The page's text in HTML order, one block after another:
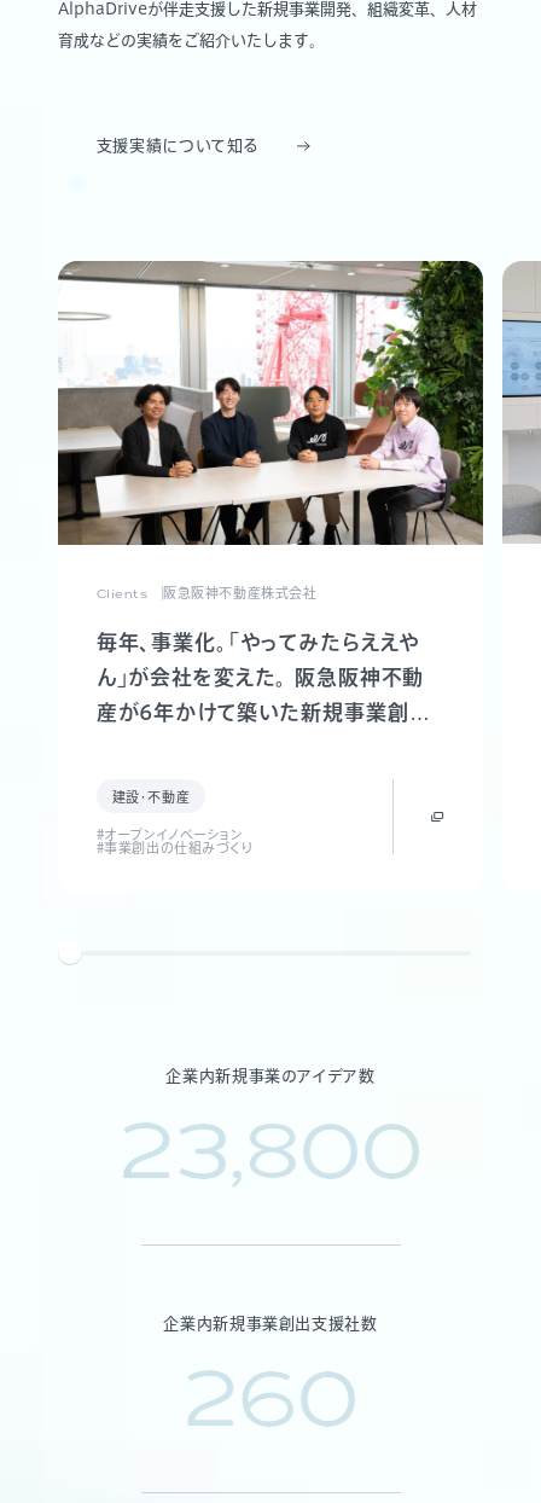
AlphaDriveが伴走支援した新規事業開発、組織変革、人材
育成などの実績をご紹介いたします。
支援実績について知る
Clients 阪急阪神不動産株式会社
毎年、事業化。「やってみたらええや
ん」が会社を変えた。 阪急阪神不動
産が6年かけて築いた新規事業創出
建設・不動産
#オープンイノベーション
#事業創出の仕組みづくり
企業内新規事業のアイデア数
23,800
企業内新規事業創出支援社数
260